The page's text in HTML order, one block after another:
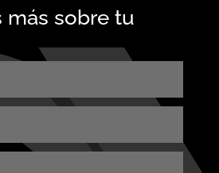
más sobre tu